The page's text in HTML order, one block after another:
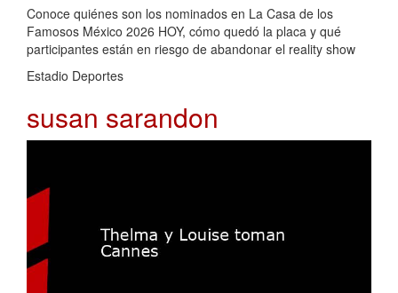
Conoce quiénes son los nominados en La Casa de los
Famosos México 2026 HOY, cómo quedó la placa y qué
participantes están en riesgo de abandonar el reality show
Estadio Deportes
susan sarandon